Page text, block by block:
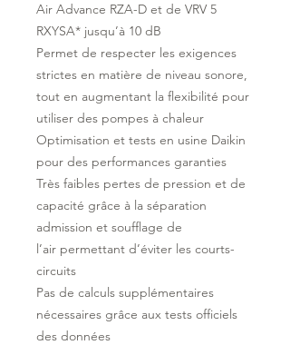
Air Advance RZA-D et de VRV 5
RXYSA* jusqu’à 10 dB
Permet de respecter les exigences
strictes en matière de niveau sonore,
tout en augmentant la flexibilité pour
utiliser des pompes à chaleur
Optimisation et tests en usine Daikin
pour des performances garanties
Très faibles pertes de pression et de
capacité grâce à la séparation
admission et soufflage de
l’air permettant d’éviter les courts-
circuits
Pas de calculs supplémentaires
nécessaires grâce aux tests officiels
des données